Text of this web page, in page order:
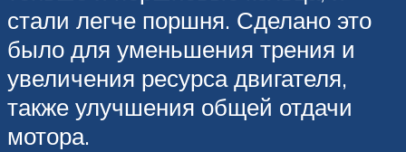
стали легче поршня. Сделано это
было для уменьшения трения и
увеличения ресурса двигателя,
также улучшения общей отдачи
мотора.